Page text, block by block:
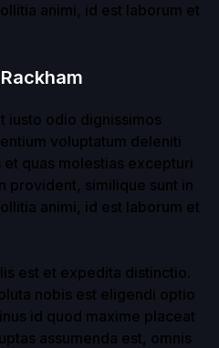
animi, id est laborum et
iusto odio dignissimos
voluptatum deleniti
quas molestias excepturi
provident, similique sunt in
animi, id est laborum et
est et expedita distinctio.
nobis est eligendi optio
id quod maxime placeat
assumenda est, omnis